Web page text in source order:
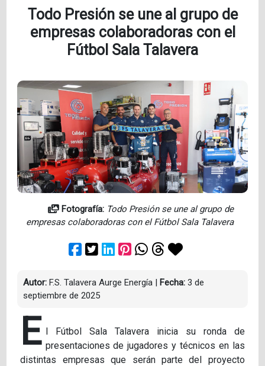
Todo Presión se une al grupo de
empresas colaboradoras con el
Fútbol Sala Talavera
Fotografía: Todo Presión se une al grupo de
empresas colaboradoras con el Fútbol Sala Talavera
Autor: F.S. Talavera Aurge Energía | Fecha: 3 de
septiembre de 2025
E l Fútbol Sala Talavera inicia su ronda de
presentaciones de jugadores y técnicos en las
distintas empresas que serán parte del proyecto